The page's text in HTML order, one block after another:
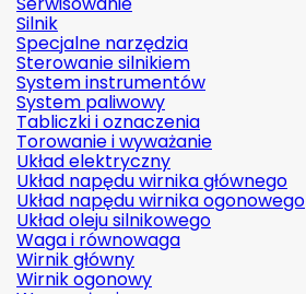
Silnik
Specjalne narzędzia
Sterowanie silnikiem
System instrumentów
System paliwowy
Tabliczki i oznaczenia
Torowanie i wyważanie
Układ elektryczny
Układ napędu wirnika głównego
Układ napędu wirnika ogonowego
Układ oleju silnikowego
Waga i równowaga
Wirnik główny
Wirnik ogonowy